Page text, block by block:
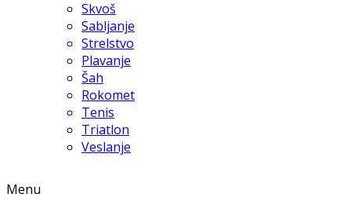
Skvoš
Sabljanje
Strelstvo
Plavanje
Šah
Rokomet
Tenis
Triatlon
Veslanje
Menu